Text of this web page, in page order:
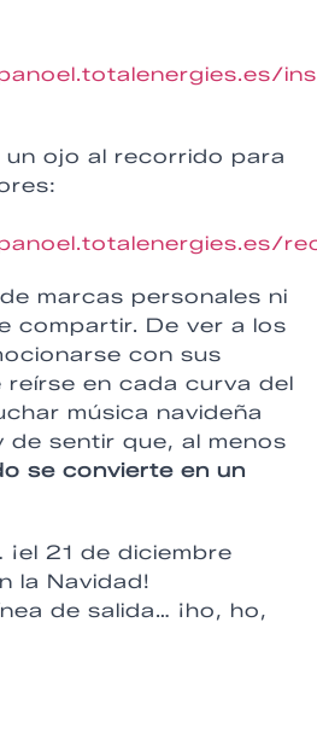
un ojo al recorrido para
marcas personales ni
compartir. De ver a los
con sus
en cada curva del
música navideña
de sentir que, al menos
se convierte en un
21 de diciembre
la Navidad!
de salida… ¡ho, ho,